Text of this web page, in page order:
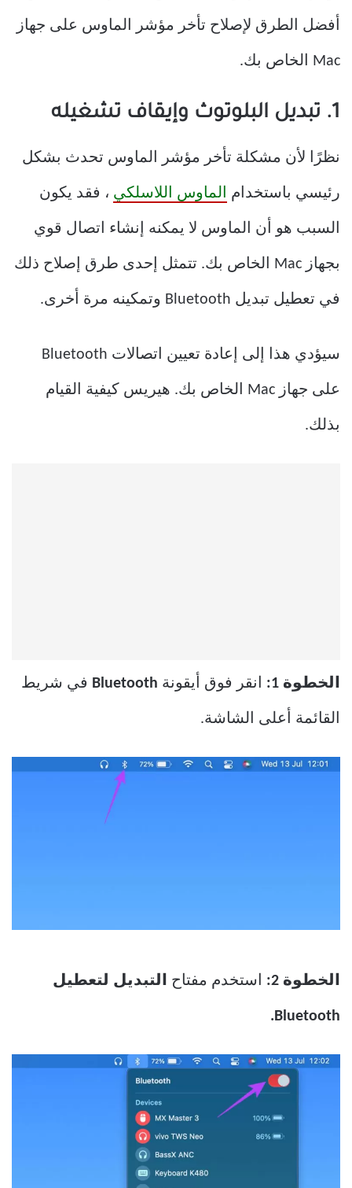
أفضل الطرق لإصلاح تأخر مؤشر الماوس على جهاز
Mac الخاص بك.
1. تبديل البلوتوث وإيقاف تشغيله
نظرًا لأن مشكلة تأخر مؤشر الماوس تحدث بشكل
رئيسي باستخدام الماوس اللاسلكي ، فقد يكون
السبب هو أن الماوس لا يمكنه إنشاء اتصال قوي
بجهاز Mac الخاص بك. تتمثل إحدى طرق إصلاح ذلك
في تعطيل تبديل Bluetooth وتمكينه مرة أخرى.
سيؤدي هذا إلى إعادة تعيين اتصالات Bluetooth
على جهاز Mac الخاص بك. هيريس كيفية القيام
بذلك.
الخطوة 1: انقر فوق أيقونة Bluetooth في شريط
القائمة أعلى الشاشة.
الخطوة 2: استخدم مفتاح التبديل لتعطيل
Bluetooth.